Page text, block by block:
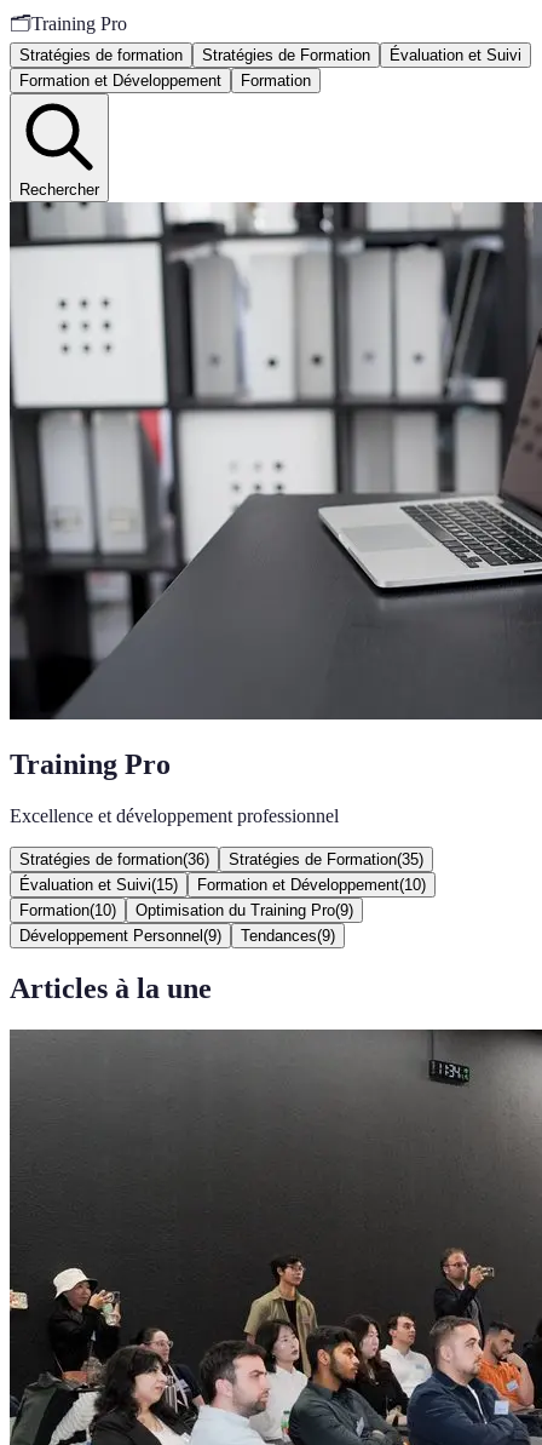
🗂️Training Pro
Stratégies de formation Stratégies de Formation
Évaluation et Suivi
Formation et Développement
Formation
Rechercher
Training Pro
Excellence et développement professionnel
Stratégies de formation(36) Stratégies de Formation(35)
Évaluation et Suivi(15) Formation et Développement(10)
Formation(10) Optimisation du Training Pro(9)
Développement Personnel (9) Tendances(9)
Articles à la une